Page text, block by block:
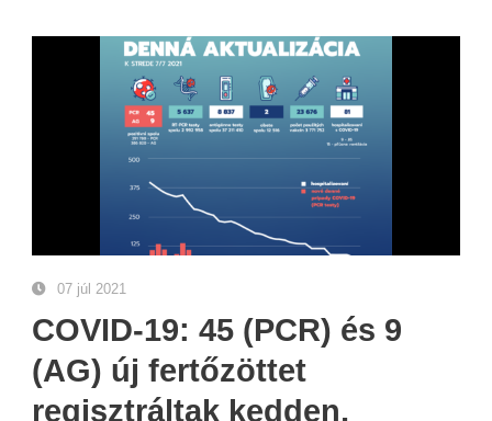
07 júl 2021
COVID-19: 45 (PCR) és 9
(AG) új fertőzöttet
regisztráltak kedden,